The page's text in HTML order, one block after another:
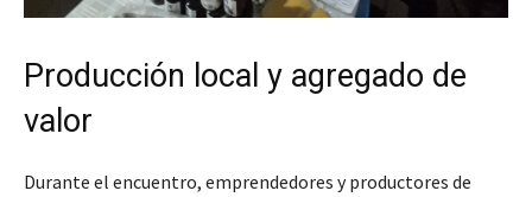
Producción local y agregado de
valor
Durante el encuentro, emprendedores y productores de